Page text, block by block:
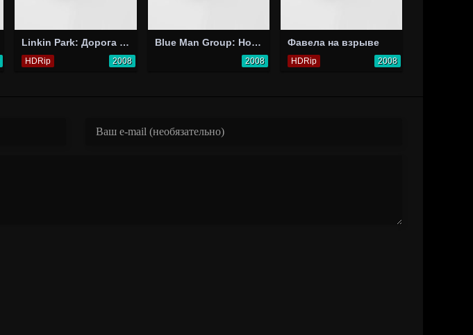
Linkin Park: Дорога к революции (живой концерт в Милтон Кейнз)
HDRip 2008
Blue Man Group: How to Be a Megastar 2.0
2008
Фавела на взрыве
HDRip 2008